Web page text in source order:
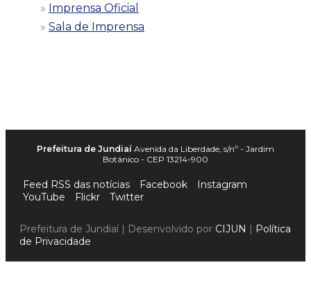
Imprensa Oficial
Sala de Imprensa
Prefeitura de Jundiaí Avenida da Liberdade, s/nº - Jardim
Botânico - CEP 13214-900
Feed RSS das notícias Facebook
Instagram
YouTube
Flickr Twitter
Prefeitura de Jundiaí | Desenvolvido por CIJUN | Política
de Privacidade